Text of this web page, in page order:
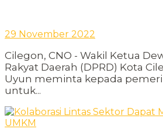
29 November 2022
Cilegon, CNO - Wakil Ketua
Rakyat Daerah (DPRD) Kota
Uyun meminta kepada
untuk...